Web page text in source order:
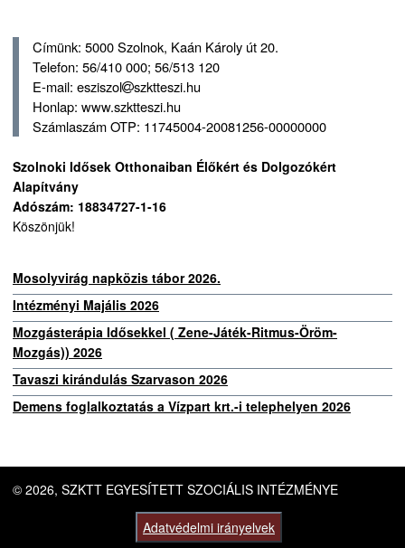
Címünk: 5000 Szolnok, Kaán Károly út 20.
Telefon: 56/410 000; 56/513 120
E-mail: esziszol
szktteszi.hu
Honlap: www.szktteszi.hu
Számlaszám OTP: 11745004-20081256-00000000
Szolnoki Idősek Otthonaiban Élőkért és Dolgozókért
Alapítvány
Adószám: 18834727-1-16
Köszönjük!
Mosolyvirág napközis tábor 2026.
Intézményi Majális 2026
Mozgásterápia Idősekkel ( Zene-Játék-Ritmus-Öröm-
Mozgás)) 2026
Tavaszi kirándulás Szarvason 2026
Demens foglalkoztatás a Vízpart krt.-i telephelyen 2026
© 2026, SZKTT EGYESÍTETT SZOCIÁLIS INTÉZMÉNYE
Adatvédelmi irányelvek